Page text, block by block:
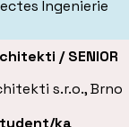
Ingenierie
/ SENIOR
s.r.o., Brno
ka